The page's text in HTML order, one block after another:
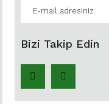
Bizi Takip Edin